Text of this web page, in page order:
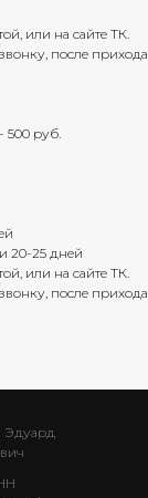
или на сайте ТК.
после прихода
500 руб.
20-25 дней
или на сайте ТК.
после прихода